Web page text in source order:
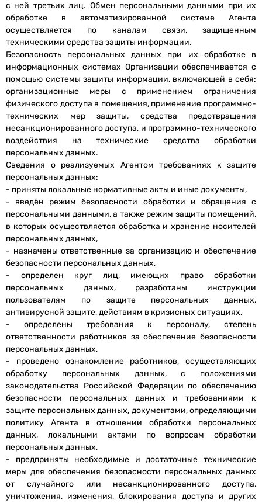
с ней третьих лиц. Обмен персональными данными при их
обработке в автоматизированной системе Агента
осуществляется по каналам связи, защищенным
техническими средства защиты информации.
Безопасность персональных данных при их обработке в
информационных системах Организации обеспечивается с
помощью системы защиты информации, включающей в себя:
организационные меры с применением ограничения
физического доступа в помещения, применение программно-
технических мер защиты, средства предотвращения
несанкционированного доступа, и программно-технического
воздействия на технические средства обработки
персональных данных.
Сведения о реализуемых Агентом требованиях к защите
персональных данных:
- приняты локальные нормативные акты и иные документы,
- введён режим безопасности обработки и обращения с
персональными данными, а также режим защиты помещений,
в которых осуществляется обработка и хранение носителей
персональных данных,
- назначены ответственные за организацию и обеспечение
безопасности персональных данных,
- определен круг лиц, имеющих право обработки
персональных данных, разработаны инструкции
пользователям по защите персональных данных,
антивирусной защите, действиям в кризисных ситуациях,
- определены требования к персоналу, степень
ответственности работников за обеспечение безопасности
персональных данных,
- проведено ознакомление работников, осуществляющих
обработку персональных данных, с положениями
законодательства Российской Федерации по обеспечению
безопасности персональных данных и требованиями к
защите персональных данных, документами, определяющими
политику Агента в отношении обработки персональных
данных, локальными актами по вопросам обработки
персональных данных,
- предприняты необходимые и достаточные технические
меры для обеспечения безопасности персональных данных
от случайного или несанкционированного доступа,
уничтожения, изменения, блокирования доступа и других